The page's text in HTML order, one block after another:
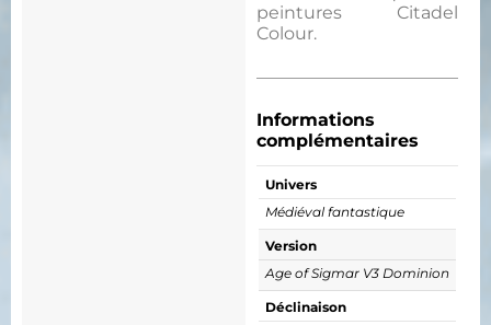
peintures Citadel
Colour.
Informations
complémentaires
Univers
Médiéval fantastique
Version
Age of Sigmar V3 Dominion
Déclinaison